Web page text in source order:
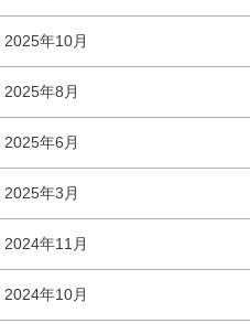
2025年10月
2025年8月
2025年6月
2025年3月
2024年11月
2024年10月